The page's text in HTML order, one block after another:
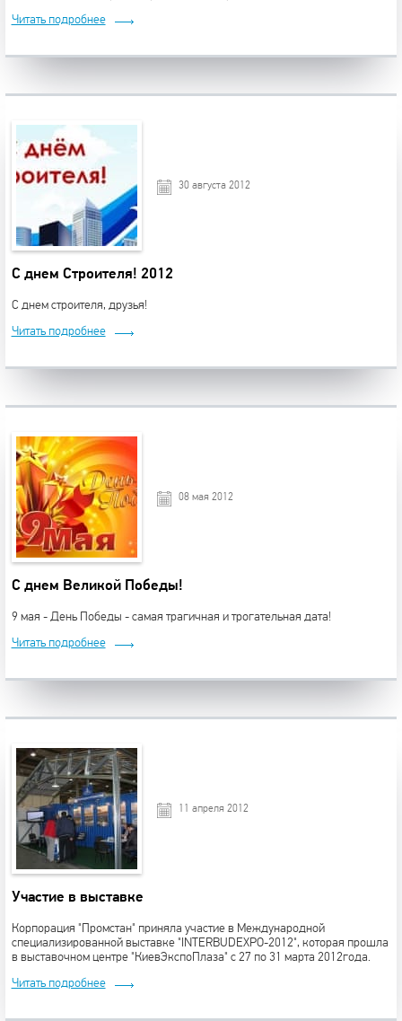
Читать подробнее
30 августа 2012
С днем Строителя! 2012
С днем строителя, друзья!
Читать подробнее
08 мая 2012
С днем Великой Победы!
9 мая - День Победы - самая трагичная и трогательная дата!
Читать подробнее
11 апреля 2012
Участие в выставке
Корпорация "Промстан" приняла участие в Международной
специализированной выставке "INTERBUDEXPO-2012", которая прошла
в выставочном центре "КиевЭкспоПлаза" с 27 по 31 марта 2012года.
Читать подробнее